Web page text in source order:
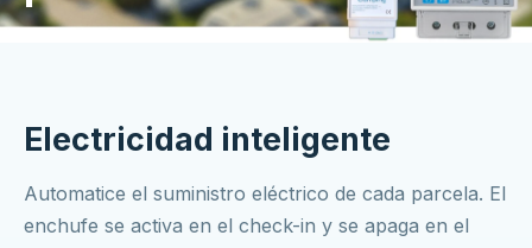
Electricidad inteligente
Automatice el suministro eléctrico de cada parcela. El
enchufe se activa en el check-in y se apaga en el